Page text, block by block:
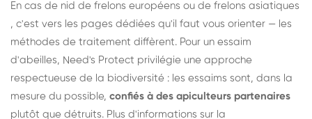
En cas de nid de frelons européens ou de frelons asiatiques
, c'est vers les pages dédiées qu'il faut vous orienter — les
méthodes de traitement diffèrent. Pour un essaim
d'abeilles, Need's Protect privilégie une approche
respectueuse de la biodiversité : les essaims sont, dans la
mesure du possible, confiés à des apiculteurs partenaires
plutôt que détruits. Plus d'informations sur la